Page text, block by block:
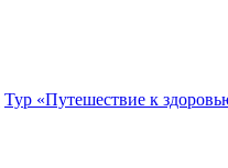
Тур «Путешествие к